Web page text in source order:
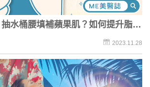
水桶腰填補蘋果肌？如何提升脂肪
2023.11.28